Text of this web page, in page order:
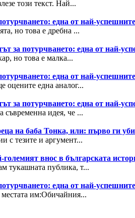
този текст. Най...
една от най-
но това е дребна ...
за потурчването: една от най-
но това е малка...
една от най-
оцените една аналог...
за потурчването: една от най-
съвременна идея, че ...
на баба Тонка, или: първо ги
с тезите и аргумент...
големият внос в българската
тукашната публика, т...
една от най-
им:Обичайния...